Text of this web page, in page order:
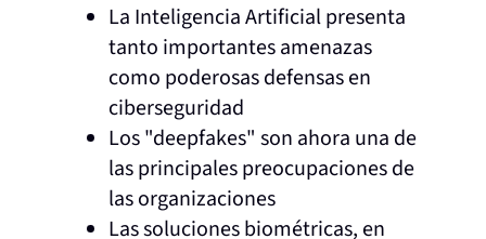
La Inteligencia Artificial presenta
tanto importantes amenazas
como poderosas defensas en
ciberseguridad
Los "deepfakes" son ahora una de
las principales preocupaciones de
las organizaciones
Las soluciones biométricas, en